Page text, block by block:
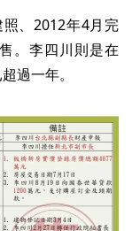
、2012年4月完
。李四川則是在
過一年。